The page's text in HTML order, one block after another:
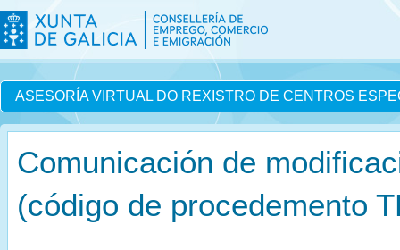
ASESORÍA VIRTUAL DO REXISTRO DE CENTROS
Comunicación de
(código de procedemento